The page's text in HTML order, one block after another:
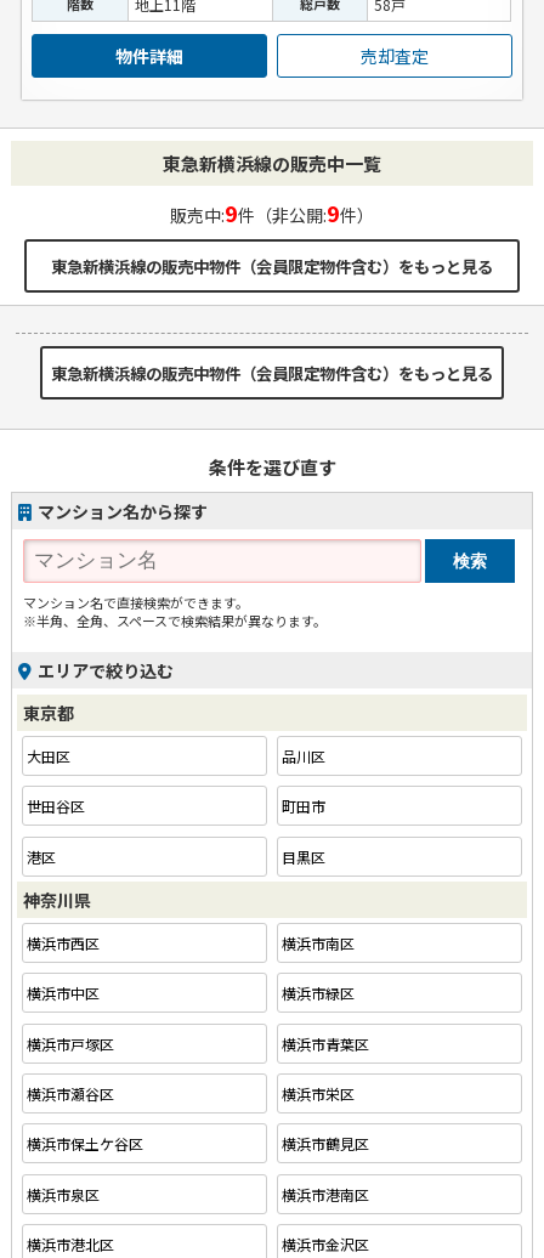
物件詳細 売却査定
東急新横浜線の販売中一覧
販売中:9件（非公開:9件）
東急新横浜線の販売中物件（会員限定物件含む）をもっと見る
東急新横浜線の販売中物件（会員限定物件含む）をもっと見る
条件を選び直す
マンション名から探す
マンション名で直接検索ができます。
※半角、全角、スペースで検索結果が異なります。
エリアで絞り込む
東京都
大田区 品川区
世田谷区 町田市
港区 目黒区
神奈川県
横浜市西区 横浜市南区
横浜市中区 横浜市緑区
横浜市戸塚区 横浜市青葉区
横浜市瀬谷区 横浜市栄区
横浜市保土ケ谷区 横浜市鶴見区
横浜市泉区 横浜市港南区
横浜市港北区 横浜市金沢区